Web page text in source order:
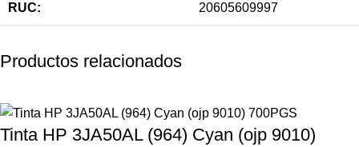
RUC: 20605609997
Productos relacionados
Tinta HP 3JA50AL (964) Cyan (ojp 9010)